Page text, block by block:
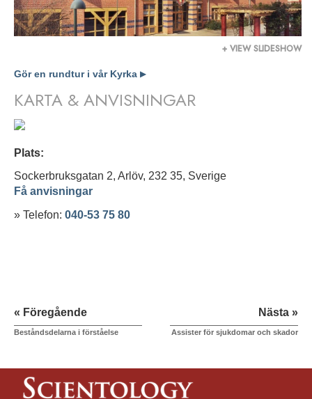
+ VIEW SLIDESHOW
Gör en rundtur i vår Kyrka ▶
KARTA & ANVISNINGAR
Plats:
Sockerbruksgatan 2, Arlöv, 232 35, Sverige
Få anvisningar
» Telefon: 040-53 75 80
« Föregående
Beståndsdelarna i förståelse
Nästa »
Assister för sjukdomar och skador